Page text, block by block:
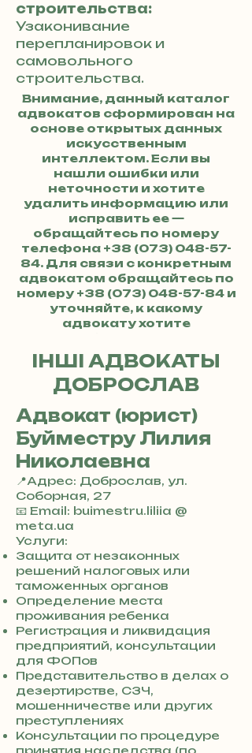
строительства:
Узаконивание
перепланировок и
самовольного
строительства.
Внимание, данный каталог
адвокатов сформирован на
основе открытых данных
искусственным
интеллектом. Если вы
нашли ошибки или
неточности и хотите
удалить информацию или
исправить ее —
обращайтесь по номеру
телефона +38 (073) 048-57-
84. Для связи с конкретным
адвокатом обращайтесь по
номеру +38 (073) 048-57-84и
уточняйте, к какому
адвокату хотите
ІНШІ АДВОКАТЫ
ДОБРОСЛАВ
Адвокат (юрист)
Буйместру Лилия
Николаевна
📍Адрес: Доброслав, ул.
Соборная, 27
+
3
8
0
7
3
0
4
8
5
7
8
4
📧 Email: buimestru.liliia @
meta.ua
Услуги:
Защита от незаконных
решений налоговых или
таможенных органов
Определение места
проживания ребенка
Регистрация и ликвидация
предприятий, консультации
для ФОПов
Представительство в делах о
дезертирстве, СЗЧ,
мошенничестве или других
преступлениях
Консультации по процедуре
принятия наследства (по